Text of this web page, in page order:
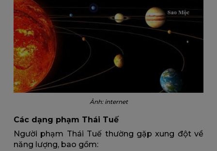
Ảnh: internet
Các dạng phạm Thái Tuế
Người phạm Thái Tuế thường gặp xung đột về
năng lượng, bao gồm: